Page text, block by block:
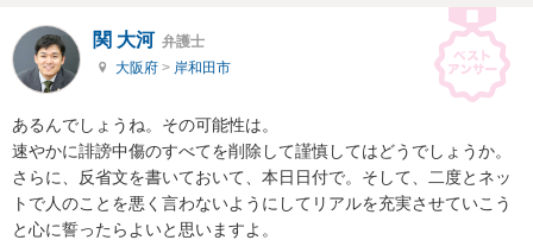
関 大河 弁護士
大阪府 > 岸和田市
あるんでしょうね。その可能性は。
速やかに誹謗中傷のすべてを削除して謹慎してはどうでしょうか。
さらに、反省文を書いておいて、本日日付で。そして、二度とネッ
トで人のことを悪く言わないようにしてリアルを充実させていこう
と心に誓ったらよいと思いますよ。